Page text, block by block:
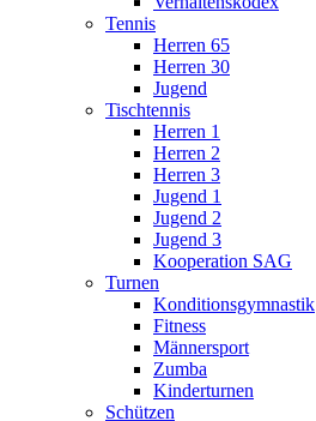
Tennis
Herren 65
Herren 30
Jugend
Tischtennis
Herren 1
Herren 2
Herren 3
Jugend 1
Jugend 2
Jugend 3
Kooperation SAG
Turnen
Konditionsgymnastik
Fitness
Männersport
Zumba
Kinderturnen
Schützen